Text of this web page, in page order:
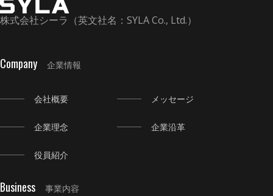
株式会社シーラ（英文社名：SYLA Co., Ltd.）
Company 企業情報
会社概要 メッセージ
企業理念 企業沿革
役員紹介
Business 事業内容